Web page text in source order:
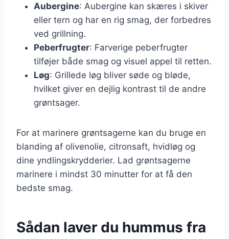
Aubergine: Aubergine kan skæres i skiver
eller tern og har en rig smag, der forbedres
ved grillning.
Peberfrugter: Farverige peberfrugter
tilføjer både smag og visuel appel til retten.
Løg: Grillede løg bliver søde og bløde,
hvilket giver en dejlig kontrast til de andre
grøntsager.
For at marinere grøntsagerne kan du bruge en
blanding af olivenolie, citronsaft, hvidløg og
dine yndlingskrydderier. Lad grøntsagerne
marinere i mindst 30 minutter for at få den
bedste smag.
Sådan laver du hummus fra